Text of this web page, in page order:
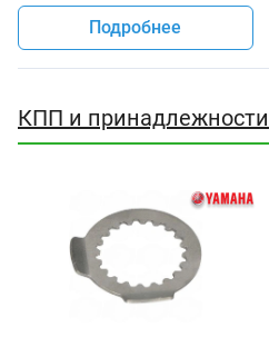
Подробнее
КПП и принадлежности